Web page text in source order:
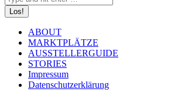
ABOUT
MARKTPLÄTZE
AUSSTELLERGUIDE
STORIES
Impressum
Datenschutzerklärung